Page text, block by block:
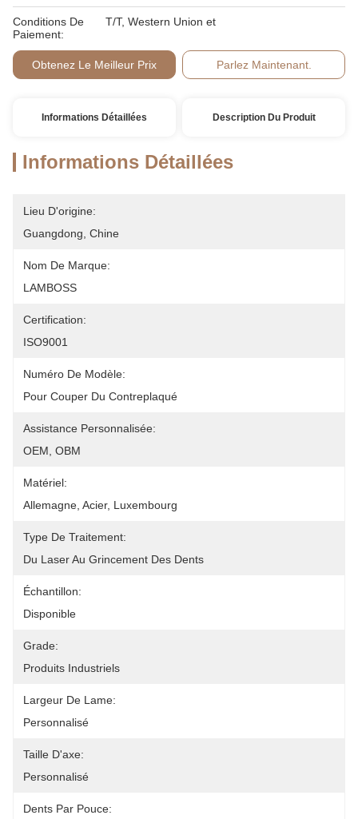
Conditions De
Paiement:
T/T, Western Union et
Obtenez Le Meilleur Prix Parlez Maintenant.
Informations Détaillées Description Du Produit
Informations Détaillées
Lieu D'origine:
Guangdong, Chine
Nom De Marque:
LAMBOSS
Certification:
ISO9001
Numéro De Modèle:
Pour Couper Du Contreplaqué
Assistance Personnalisée:
OEM, OBM
Matériel:
Allemagne, Acier, Luxembourg
Type De Traitement:
Du Laser Au Grincement Des Dents
Échantillon:
Disponible
Grade:
Produits Industriels
Largeur De Lame:
Personnalisé
Taille D'axe:
Personnalisé
Dents Par Pouce: